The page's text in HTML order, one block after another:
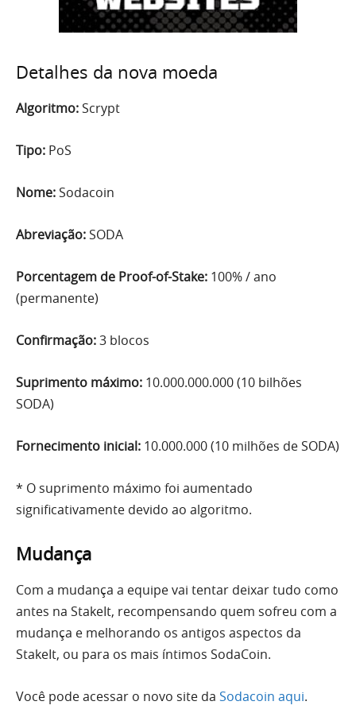
Detalhes da nova moeda
Algoritmo:Scrypt
Tipo: PoS
Nome:Sodacoin
Abreviação:SODA
Porcentagem de Proof-of-Stake: 100% / ano
(permanente)
Confirmação:3 blocos
Suprimento máximo: 10.000.000.000 (10 bilhões
SODA)
Fornecimento inicial: 10.000.000 (10 milhões de SODA)
* O suprimento máximo foi aumentado
significativamente devido ao algoritmo.
Mudança
Com a mudança a equipe vai tentar deixar tudo como
antes na StakeIt, recompensando quem sofreu com a
mudança e melhorando os antigos aspectos da
StakeIt, ou para os mais íntimos SodaCoin.
Você pode acessar o novo site da Sodacoin aqui.